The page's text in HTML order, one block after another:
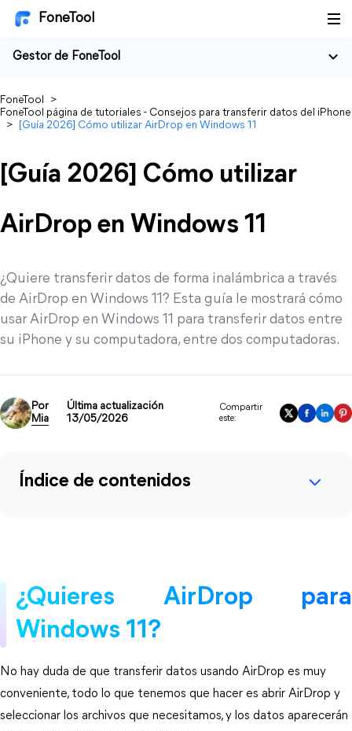
FoneTool
Gestor de FoneTool
FoneTool
>
FoneTool página de tutoriales - Consejos para transferir datos del iPhone
>
[Guía 2026] Cómo utilizar AirDrop en Windows 11
[Guía 2026] Cómo utilizar
AirDrop en Windows 11
¿Quiere transferir datos de forma inalámbrica a través
de AirDrop en Windows 11? Esta guía le mostrará cómo
usar AirDrop en Windows 11 para transferir datos entre
su iPhone y su computadora, entre dos computadoras.
Por
Mia
Última actualización
13/05/2026
Compartir
este:
Índice de contenidos
¿Quieres AirDrop para
Windows 11?
No hay duda de que transferir datos usando AirDrop es muy
conveniente, todo lo que tenemos que hacer es abrir AirDrop y
seleccionar los archivos que necesitamos, y los datos aparecerán